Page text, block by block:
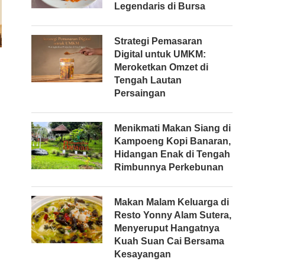
Legendaris di Bursa
Strategi Pemasaran
Digital untuk UMKM:
Meroketkan Omzet di
Tengah Lautan
Persaingan
Menikmati Makan Siang di
Kampoeng Kopi Banaran,
Hidangan Enak di Tengah
Rimbunnya Perkebunan
Makan Malam Keluarga di
Resto Yonny Alam Sutera,
Menyeruput Hangatnya
Kuah Suan Cai Bersama
Kesayangan